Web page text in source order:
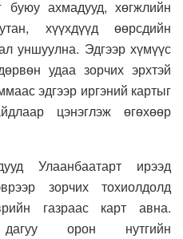
буюу ахмадууд, хөгжлийн
хүүхдүүд өөрсдийн
уншуулна. Эдгээр хүмүүс
удаа зорчих эрхтэй
эдгээр иргэний картыг
цэнэглэж өгөхөөр
Улаанбаатарт ирээд
зорчих тохиолдолд
газраас карт авна.
орон нутгийн